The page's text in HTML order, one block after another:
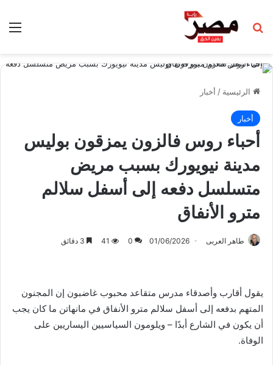
بحث عن
الرئيسية / أخبار
أخبار
أحباء روس فالزون يمزقون بوليس
مدينة نيويورك بسبب مريض
متسلسل دفعه إلى أسفل سلالم
مترو الأنفاق
طاهر العربى 01/06/2026
0
41
يقول أقارب وأصدقاء مدرس متقاعد محبوب غاضبون إن المجنون
المتهم بدفعه إلى أسفل سلالم مترو الأنفاق في مانهاتن ما كان يجب
أن يكون في الشارع أبدًا – ويلومون السياسيين اليساريين على
الوفاة.